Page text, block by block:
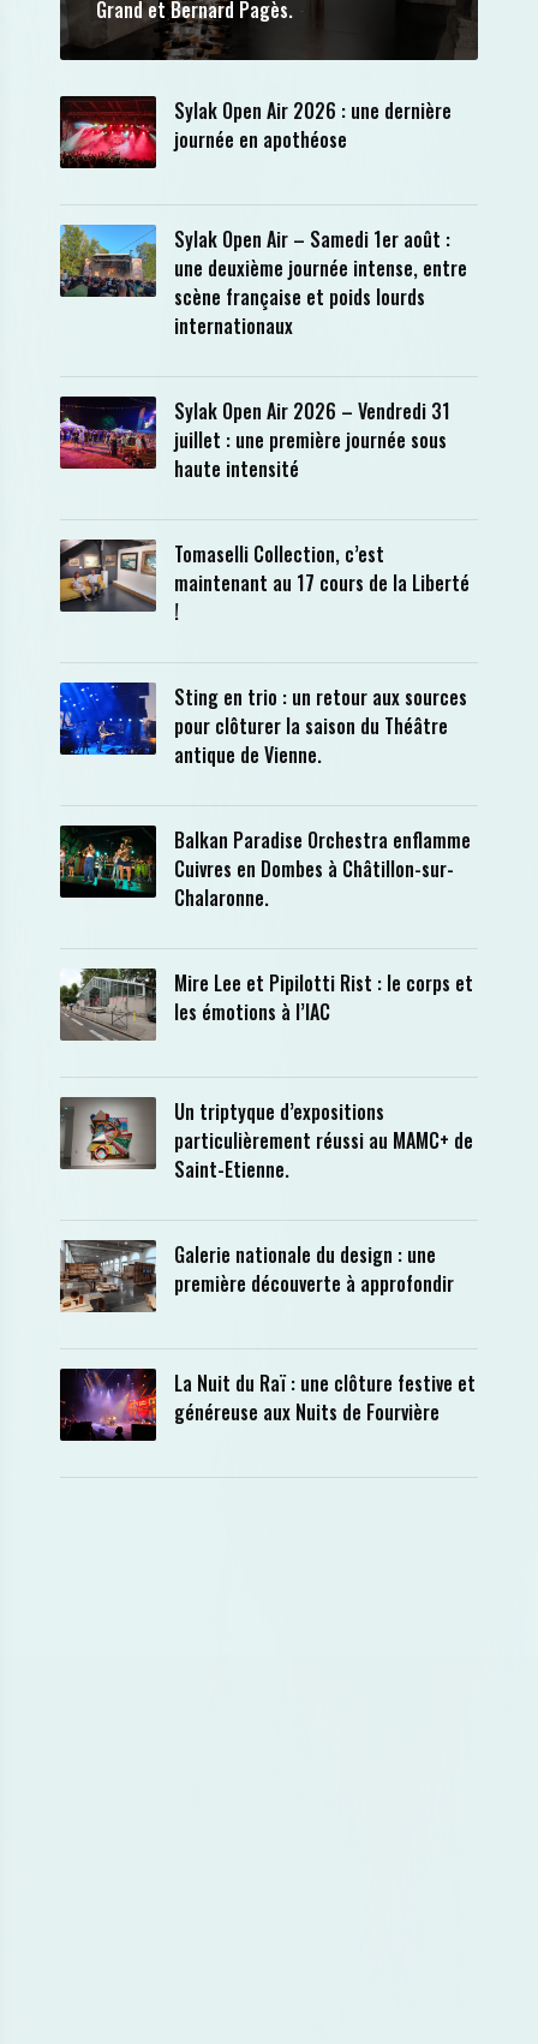
Grand et Bernard Pagès.
Sylak Open Air 2026 : une dernière
journée en apothéose
Sylak Open Air – Samedi 1er août :
une deuxième journée intense, entre
scène française et poids lourds
internationaux
Sylak Open Air 2026 – Vendredi 31
juillet : une première journée sous
haute intensité
Tomaselli Collection, c’est
maintenant au 17 cours de la Liberté
!
Sting en trio : un retour aux sources
pour clôturer la saison du Théâtre
antique de Vienne.
Balkan Paradise Orchestra enflamme
Cuivres en Dombes à Châtillon-sur-
Chalaronne.
Mire Lee et Pipilotti Rist : le corps et
les émotions à l’IAC
Un triptyque d’expositions
particulièrement réussi au MAMC+ de
Saint-Etienne.
Galerie nationale du design : une
première découverte à approfondir
La Nuit du Raï : une clôture festive et
généreuse aux Nuits de Fourvière